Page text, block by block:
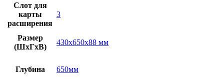
Слот для
карты
расширения
3
Размер
(ШxГxВ)
430x650x88 мм
Глубина 650мм